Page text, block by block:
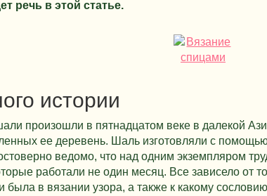
речь в этой статье.
истории
произошли в пятнадцатом веке в далекой
ее деревень. Шаль изготовляли с помощью
ведомо, что над одним экземпляром
работали не один месяц. Все зависело от
была в вязании узора, а также к какому